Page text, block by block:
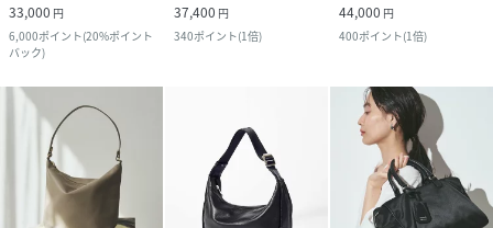
33,000 円
6,000ポイント(20%ポイント
バック)
37,400 円
340ポイント(1倍)
44,000 円
400ポイント(1倍)